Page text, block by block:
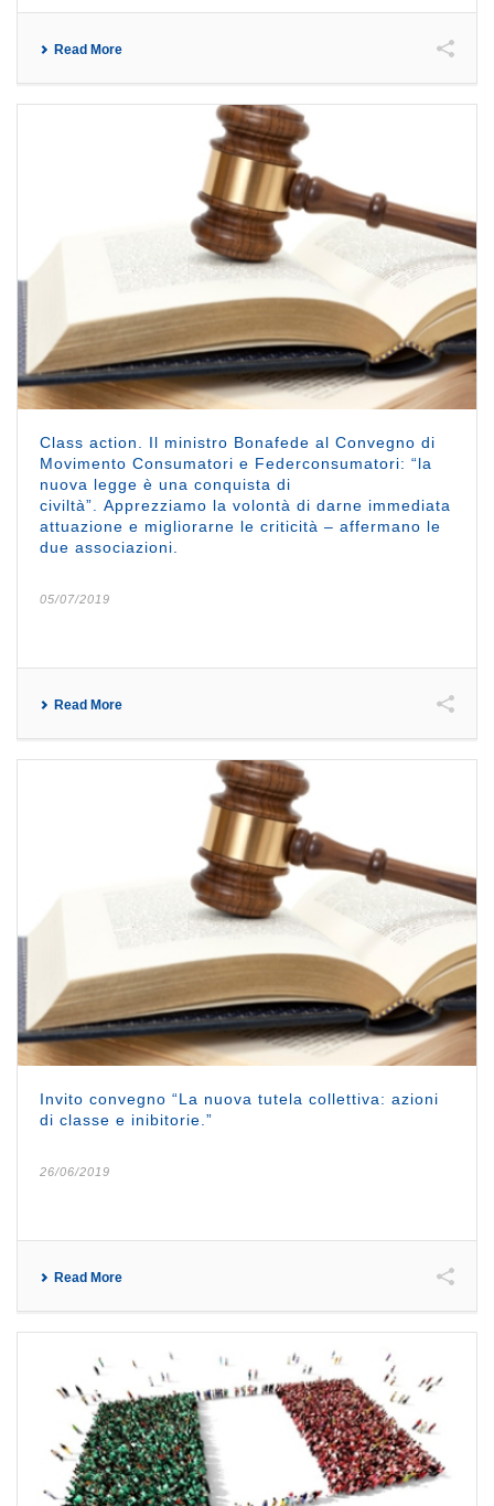
Read More
Class action. Il ministro Bonafede al Convegno di
Movimento Consumatori e Federconsumatori: “la
nuova legge è una conquista di
civiltà”. Apprezziamo la volontà di darne immediata
attuazione e migliorarne le criticità – affermano le
due associazioni.
05/07/2019
Read More
Invito convegno “La nuova tutela collettiva: azioni
di classe e inibitorie.”
26/06/2019
Read More